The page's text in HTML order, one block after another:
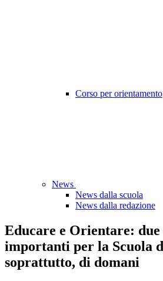
Corso per orientamento
News
News dalla scuola
News dalla redazione
Educare e Orientare:
importanti per la Scuola
soprattutto, di domani